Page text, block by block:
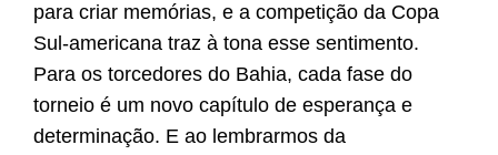
para criar memórias, e a competição da Copa
Sul-americana traz à tona esse sentimento.
Para os torcedores do Bahia, cada fase do
torneio é um novo capítulo de esperança e
determinação. E ao lembrarmos da